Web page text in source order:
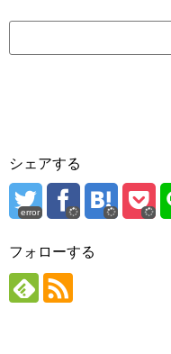
シェアする
error
フォローする